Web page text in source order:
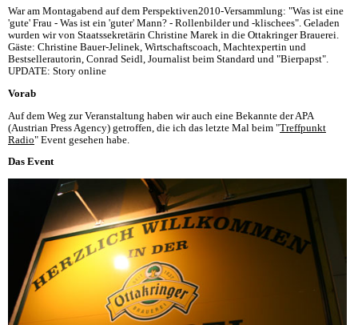
War am Montagabend auf dem Perspektiven2010-Versammlung: "Was ist eine
'gute' Frau - Was ist ein 'guter' Mann? - Rollenbilder und -klischees". Geladen
wurden wir von Staatssekretärin Christine Marek in die Ottakringer Brauerei.
Gäste: Christine Bauer-Jelinek, Wirtschaftscoach, Machtexpertin und
Bestsellerautorin, Conrad Seidl, Journalist beim Standard und "Bierpapst".
UPDATE: Story online
Vorab
Auf dem Weg zur Veranstaltung haben wir auch eine Bekannte der APA
(Austrian Press Agency) getroffen, die ich das letzte Mal beim "Treffpunkt
Radio" Event gesehen habe.
Das Event